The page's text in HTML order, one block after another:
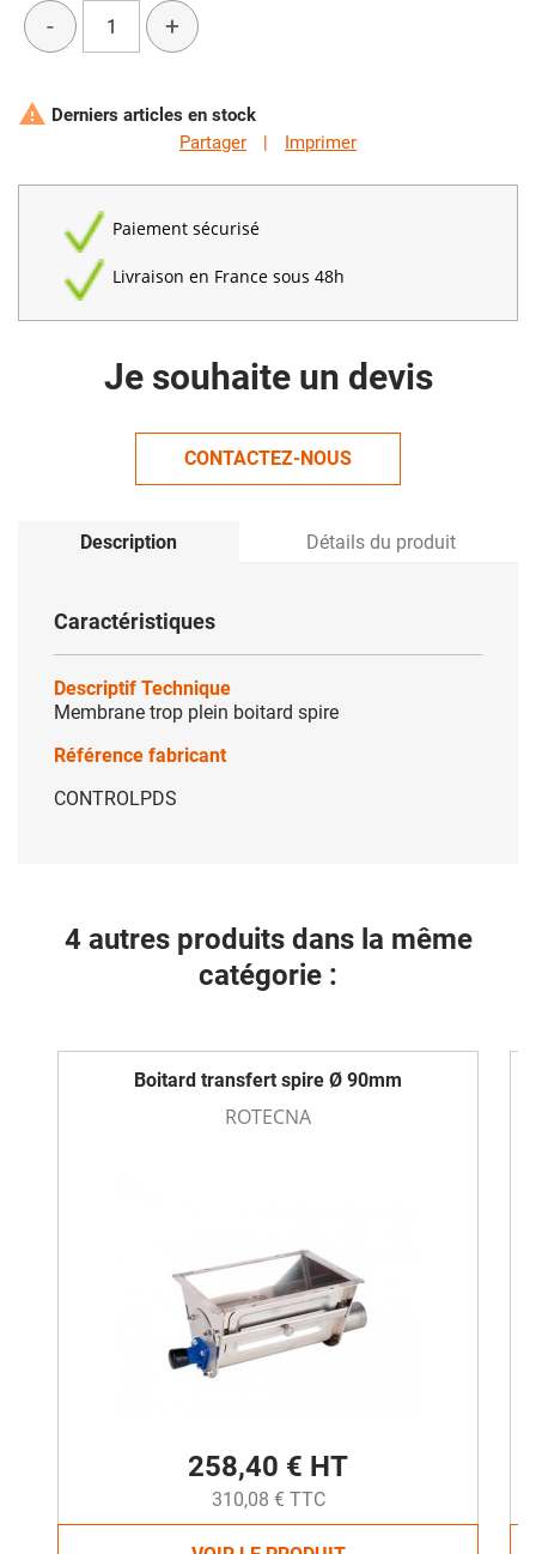
- +
 Derniers articles en stock
Partager
| Imprimer
Paiement sécurisé
Livraison en France sous 48h
Je souhaite un devis
CONTACTEZ-NOUS
Description Détails du produit
Caractéristiques
Descriptif Technique
Membrane trop plein boitard spire
Référence fabricant
CONTROLPDS
4 autres produits dans la même
catégorie :
Boitard transfert spire Ø 90mm
ROTECNA
258,40 € HT
310,08 € TTC